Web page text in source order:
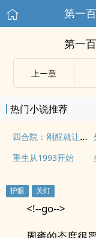
第一
第一
上ー章
热门小说推荐
四合院：刚醒就让我转业
重生从1993开始
<!--go-->